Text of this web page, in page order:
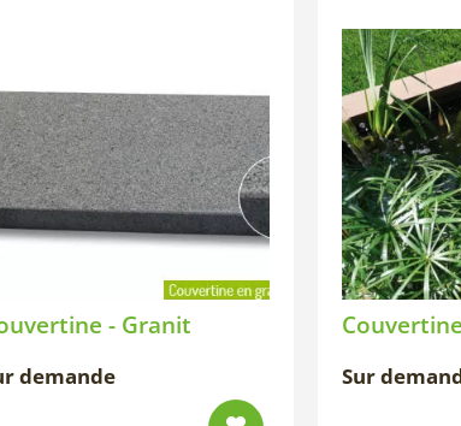
- Granit
demande Sur